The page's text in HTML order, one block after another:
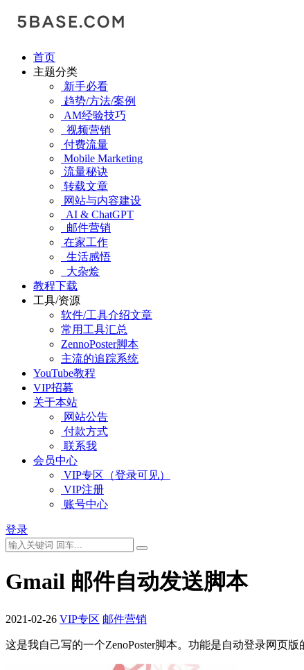
首页
主题分类
新手必看
趋势/方法/案例
AM经验技巧
视频营销
付费流量
Mobile Marketing
流量秘诀
转载文章
网站与内容建设
AI & ChatGPT
邮件营销
在家工作
生活感悟
大杂烩
教程下载
工具/资源
软件/工具介绍文章
常用工具汇总
ZennoPoster脚本
主流的追踪系统
YouTube教程
VIP招募
关于本站
网站公告
付款方式
联系我
会员中心
VIP专区（登录可见）
VIP注册
账号中心
登录
Gmail 邮件自动发送脚本
2021-02-26 VIP专区 邮件营销
这是我自己写的一个ZenoPoster脚本。功能是自动登录网页